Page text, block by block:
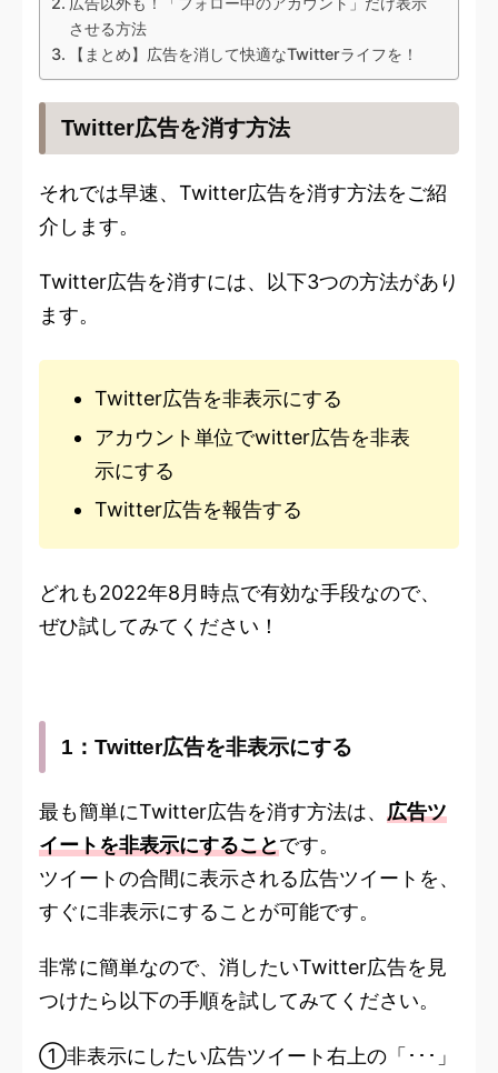
させる方法
【まとめ】広告を消して快適なTwitterライフを！
Twitter広告を消す方法
それでは早速、Twitter広告を消す方法をご紹
介します。
Twitter広告を消すには、以下3つの方法があり
ます。
Twitter広告を非表示にする
アカウント単位でwitter広告を非表
示にする
Twitter広告を報告する
どれも2022年8月時点で有効な手段なので、
ぜひ試してみてください！
1：Twitter広告を非表示にする
最も簡単にTwitter広告を消す方法は、 広告ツ
イートを非表示にすることです。
ツイートの合間に表示される広告ツイートを、
すぐに非表示にすることが可能です。
非常に簡単なので、消したいTwitter広告を見
つけたら以下の手順を試してみてください。
①非表示にしたい広告ツイート右上の「･･･」